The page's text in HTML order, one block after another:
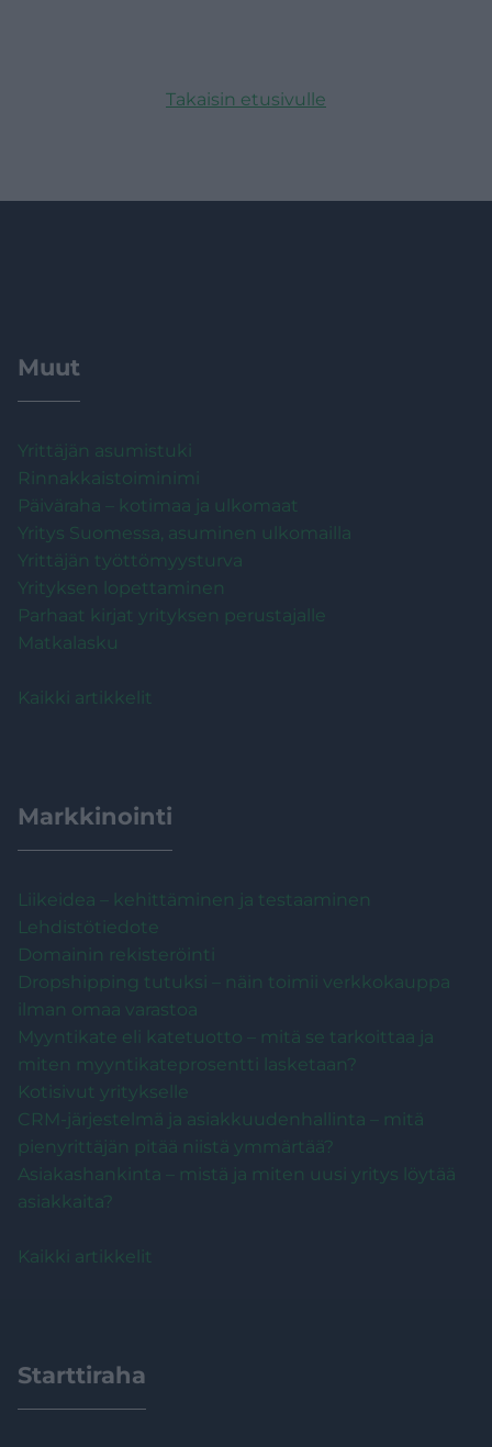
Takaisin etusivulle
Muut
Yrittäjän asumistuki
Rinnakkaistoiminimi
Päiväraha – kotimaa ja ulkomaat
Yritys Suomessa, asuminen ulkomailla
Yrittäjän työttömyysturva
Yrityksen lopettaminen
Parhaat kirjat yrityksen perustajalle
Matkalasku
Kaikki artikkelit
Markkinointi
Liikeidea – kehittäminen ja testaaminen
Lehdistötiedote
Domainin rekisteröinti
Dropshipping tutuksi – näin toimii verkkokauppa
ilman omaa varastoa
Myyntikate eli katetuotto – mitä se tarkoittaa ja
miten myyntikateprosentti lasketaan?
Kotisivut yritykselle
CRM-järjestelmä ja asiakkuudenhallinta – mitä
pienyrittäjän pitää niistä ymmärtää?
Asiakashankinta – mistä ja miten uusi yritys löytää
asiakkaita?
Kaikki artikkelit
Starttiraha